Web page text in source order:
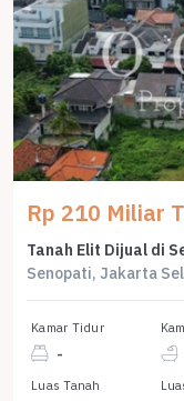
Rp 210 Miliar
Senopati, Jakarta
Kamar Tidur
-
Luas Tanah